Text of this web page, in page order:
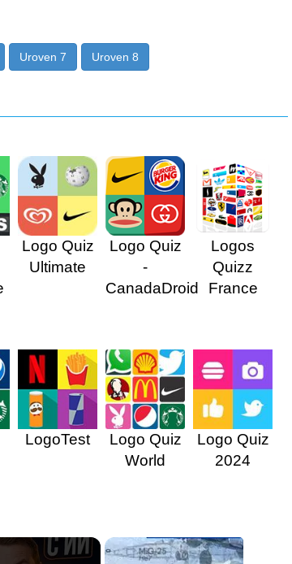
Uroven 7 Uroven 8
Logo Quiz
Ultimate
Logo Quiz
-
CanadaDroid
Logos
Quizz
France
LogoTest
Logo Quiz
World
Logo Quiz
2024